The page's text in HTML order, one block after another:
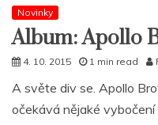
Novinky
Album: Apollo
4. 10. 2015 1 min read
A světe div se. Apollo
očekává nějaké